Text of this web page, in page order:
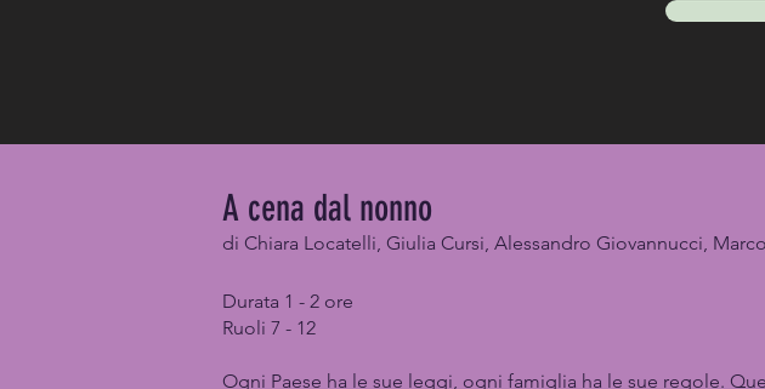
A cena dal nonno
di Chiara Locatelli, Giulia Cursi, Alessandro Giovannucci,
Durata 1 - 2 ore
Ruoli 7 - 12
Ogni Paese ha le sue leggi, ogni famiglia ha le sue regole.